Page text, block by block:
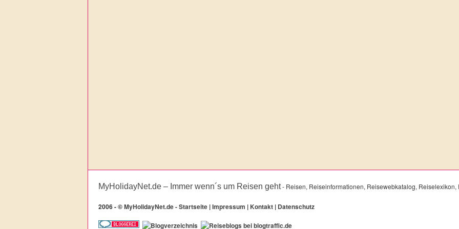
MyHolidayNet.de – Immer wenn´s um Reisen geht- Reisen, Reiseinformationen, Reisewebkatalog, Reiselexikon,
2006 -©MyHolidayNet.de - Startseite |Impressum | Kontakt | Datenschutz